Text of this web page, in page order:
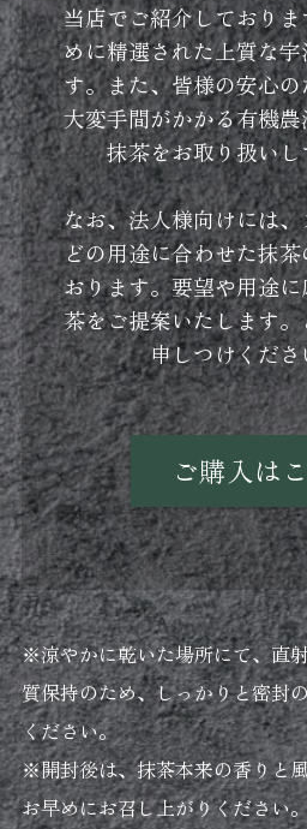
当店でご紹介しており
めに精選された上質な
す。また、皆様の安心
大変手間がかかる有機
抹茶をお取り扱い
なお、法人様向けには
どの用途に合わせた抹
おります。要望や用途
茶をご提案いたします
申しつけくださ
ご購入は
※涼やかに乾いた場所にて、直
質保持のため、しっかりと密封
ください。
※開封後は、抹茶本来の香りと
お早めにお召し上がりください